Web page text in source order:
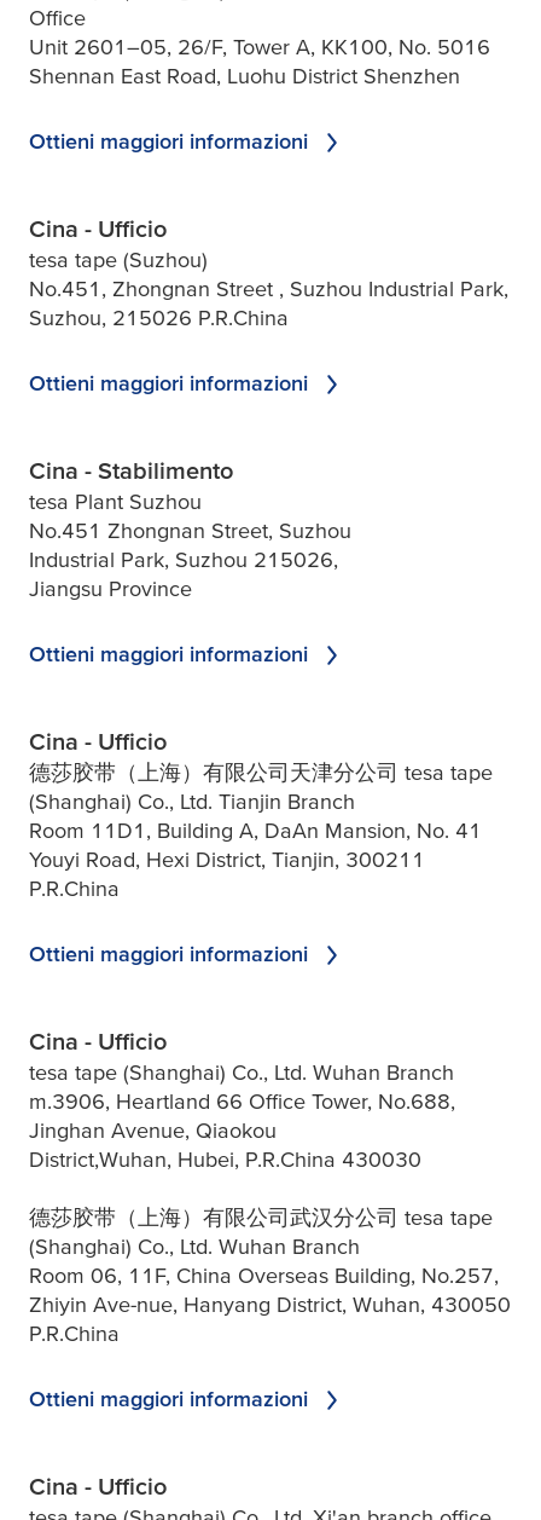
Office
Unit 2601–05, 26/F, Tower A, KK100, No. 5016
Shennan East Road, Luohu District Shenzhen
Ottieni maggiori informazioni
Cina - Ufficio
tesa tape (Suzhou)
No.451, Zhongnan Street , Suzhou Industrial Park,
Suzhou, 215026 P.R.China
Ottieni maggiori informazioni
Cina - Stabilimento
tesa Plant Suzhou
No.451 Zhongnan Street, Suzhou
Industrial Park, Suzhou 215026,
Jiangsu Province
Ottieni maggiori informazioni
Cina - Ufficio
德莎胶带（上海）有限公司天津分公司 tesa tape
(Shanghai) Co., Ltd. Tianjin Branch
Room 11D1, Building A, DaAn Mansion, No. 41
Youyi Road, Hexi District, Tianjin, 300211
P.R.China
Ottieni maggiori informazioni
Cina - Ufficio
tesa tape (Shanghai) Co., Ltd. Wuhan Branch
m.3906, Heartland 66 Office Tower, No.688,
Jinghan Avenue, Qiaokou
District,Wuhan, Hubei, P.R.China 430030
德莎胶带（上海）有限公司武汉分公司 tesa tape
(Shanghai) Co., Ltd. Wuhan Branch
Room 06, 11F, China Overseas Building, No.257,
Zhiyin Ave-nue, Hanyang District, Wuhan, 430050
P.R.China
Ottieni maggiori informazioni
Cina - Ufficio